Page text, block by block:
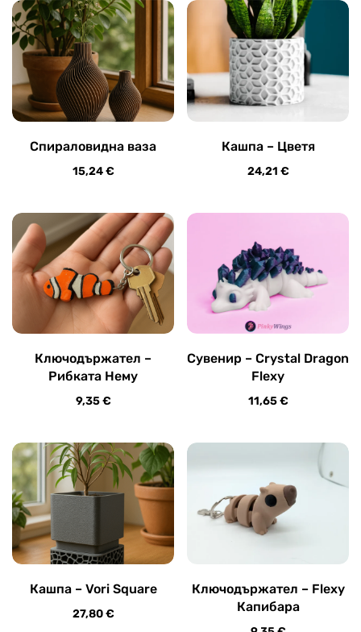
Спираловидна ваза
15,24€
Кашпа – Цветя
24,21 €
Ключодържател –
Рибката Нему
9,35€
Сувенир – Crystal Dragon
Flexy
11,65€
Кашпа – Vori Square
27,80€
Ключодържател – Flexy
Капибара